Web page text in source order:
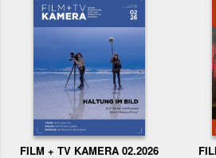
FILM + TV KAMERA 02.2026